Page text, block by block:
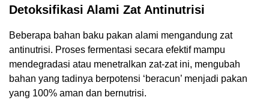
Detoksifikasi Alami Zat Antinutrisi
Beberapa bahan baku pakan alami mengandung zat
antinutrisi. Proses fermentasi secara efektif mampu
mendegradasi atau menetralkan zat-zat ini, mengubah
bahan yang tadinya berpotensi ‘beracun’ menjadi pakan
yang 100% aman dan bernutrisi.